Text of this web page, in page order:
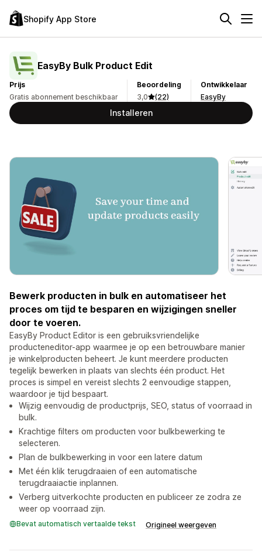
Shopify App Store
EasyBy Bulk Product Edit
Prijs
Gratis abonnement beschikbaar
Beoordeling
3,0
(22)
Ontwikkelaar
EasyBy
Installeren
Bewerk producten in bulk en automatiseer het
proces om tijd te besparen en wijzigingen sneller
door te voeren.
EasyBy Product Editor is een gebruiksvriendelijke
producteneditor-app waarmee je op een betrouwbare manier
je winkelproducten beheert. Je kunt meerdere producten
tegelijk bewerken in plaats van slechts één product. Het
proces is simpel en vereist slechts 2 eenvoudige stappen,
waardoor je tijd bespaart.
Wijzig eenvoudig de productprijs, SEO, status of voorraad in
bulk.
Krachtige filters om producten voor bulkbewerking te
selecteren.
Plan de bulkbewerking in voor een latere datum
Met één klik terugdraaien of een automatische
terugdraaiactie inplannen.
Verberg uitverkochte producten en publiceer ze zodra ze
weer op voorraad zijn.
Bevat automatisch vertaalde tekst Origineel weergeven